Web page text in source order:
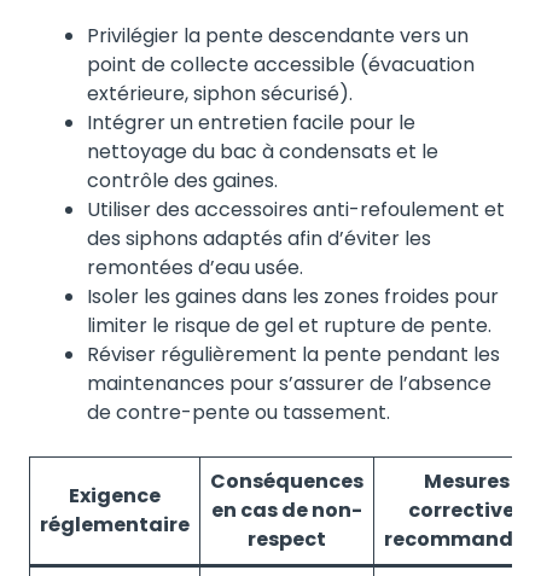
Privilégier la pente descendante vers un
point de collecte accessible (évacuation
extérieure, siphon sécurisé).
Intégrer un entretien facile pour le
nettoyage du bac à condensats et le
contrôle des gaines.
Utiliser des accessoires anti-refoulement et
des siphons adaptés afin d’éviter les
remontées d’eau usée.
Isoler les gaines dans les zones froides pour
limiter le risque de gel et rupture de pente.
Réviser régulièrement la pente pendant les
maintenances pour s’assurer de l’absence
de contre-pente ou tassement.
Exigence
réglementaire
Conséquences
en cas de non-
respect
Mesures
correctives